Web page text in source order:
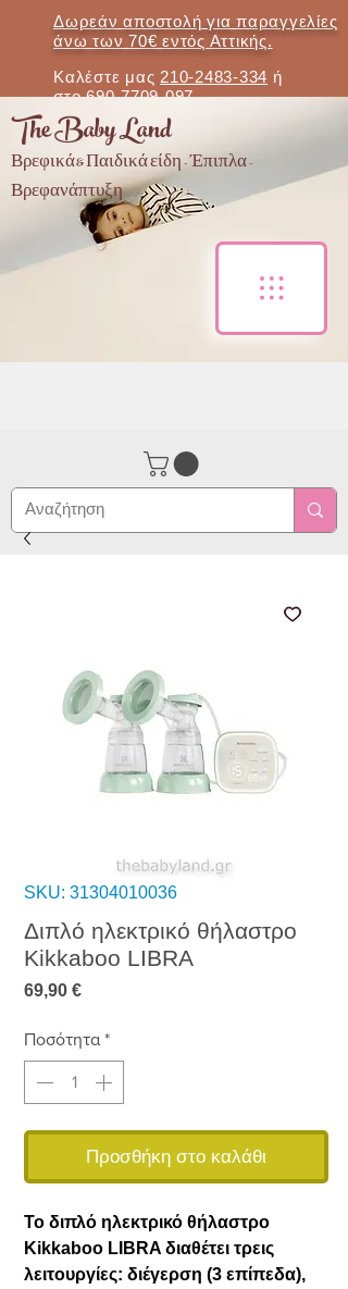
Δωρεάν αποστολή για παραγγελίες
άνω των 70€ εντός Αττικής.
Καλέστε μας 210-2483-334 ή
στο690-7709-097
The Baby Land
Βρεφικά & Παιδικά είδη - Έπιπλα -
Βρεφανάπτυξη
SKU: 31304010036
Διπλό ηλεκτρικό θήλαστρο
Kikkaboo LIBRA
69,90 €Τιμή
Ποσότητα *
Προσθήκη στο καλάθι
Το διπλό ηλεκτρικό θήλαστρο
Kikkaboo LIBRA διαθέτει τρεις
λειτουργίες: διέγερση (3 επίπεδα),